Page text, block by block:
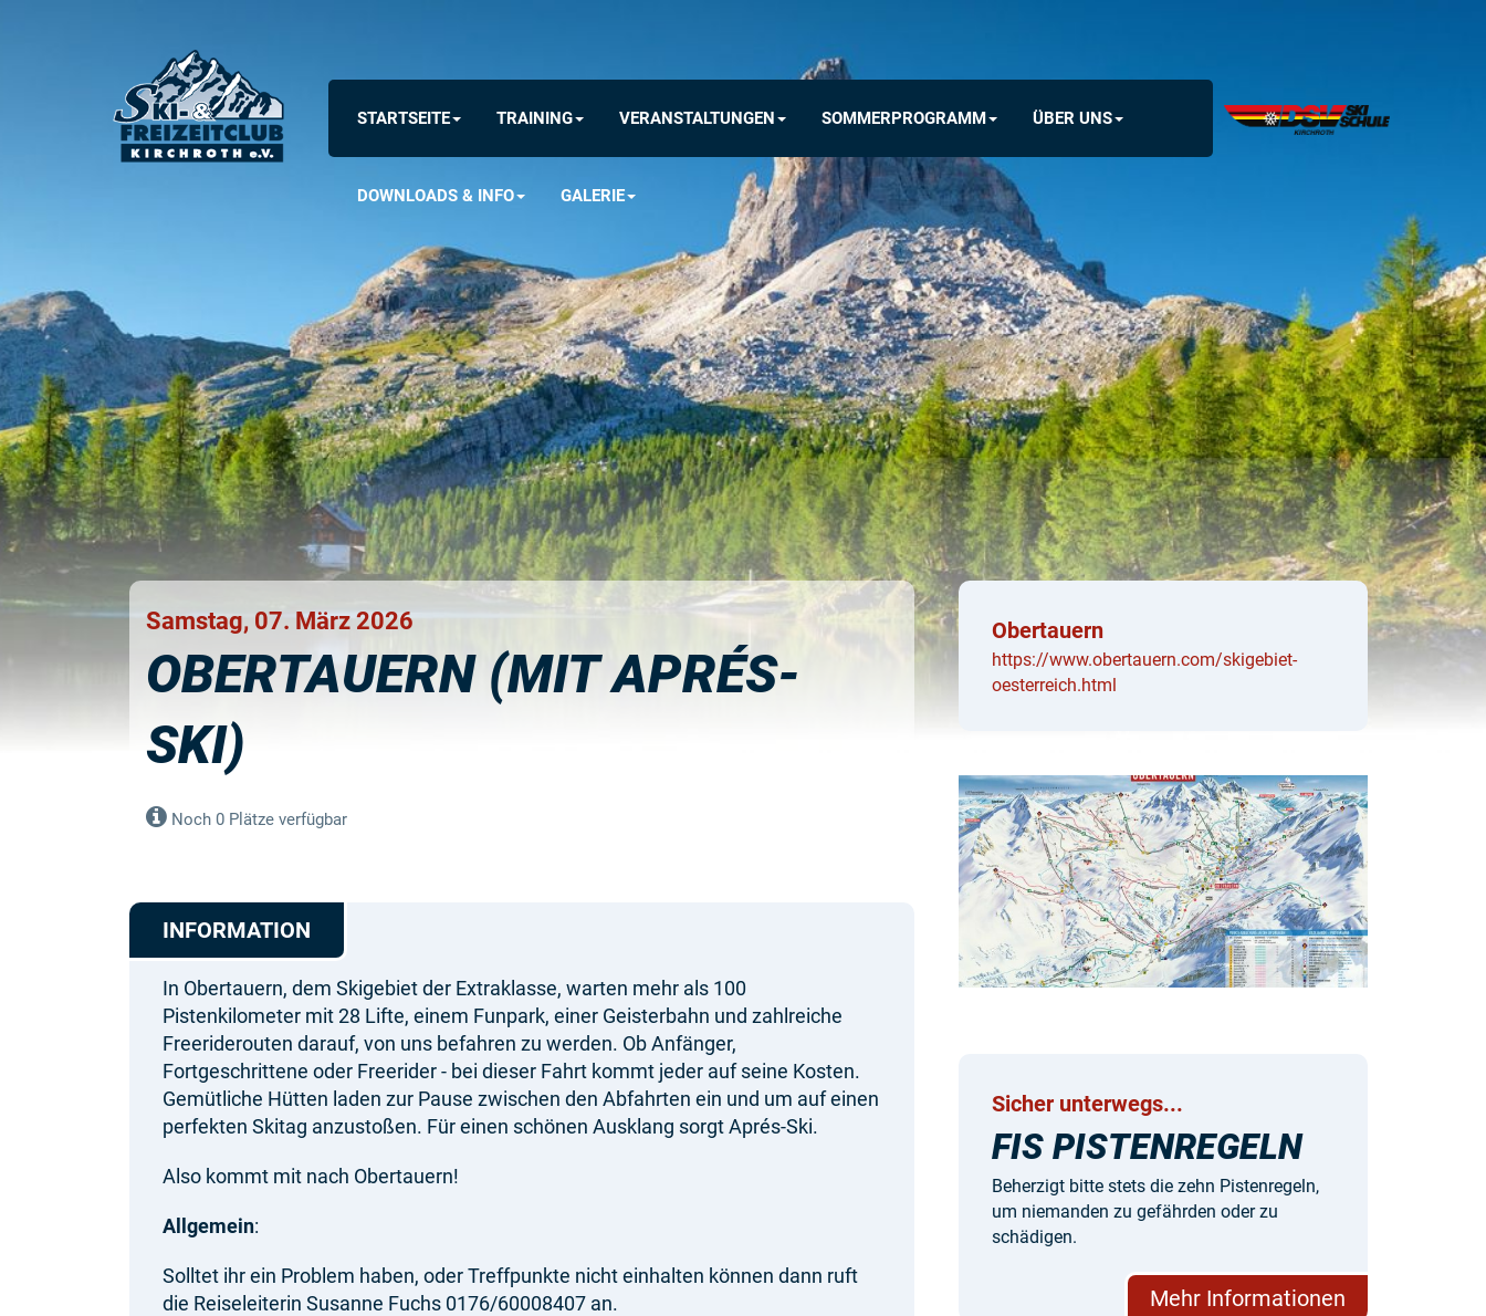
STARTSEITE TRAINING VERANSTALTUNGEN SOMMERPROGRAMM ÜBER UNS
DOWNLOADS & INFO GALERIE
Samstag, 07. März 2026
OBERTAUERN (MIT APRÉS-
SKI)
Noch 0 Plätze verfügbar
INFORMATION
In Obertauern, dem Skigebiet der Extraklasse, warten mehr als 100
Pistenkilometer mit 28 Lifte, einem Funpark, einer Geisterbahn und zahlreiche
Freeriderouten darauf, von uns befahren zu werden. Ob Anfänger,
Fortgeschrittene oder Freerider - bei dieser Fahrt kommt jeder auf seine Kosten.
Gemütliche Hütten laden zur Pause zwischen den Abfahrten ein und um auf einen
perfekten Skitag anzustoßen. Für einen schönen Ausklang sorgt Aprés-Ski.
Also kommt mit nach Obertauern!
Allgemein:
Solltet ihr ein Problem haben, oder Treffpunkte nicht einhalten können dann ruft
die Reiseleiterin Susanne Fuchs 0176/60008407 an.
Obertauern
https://www.obertauern.com/skigebiet-
oesterreich.html
Sicher unterwegs...
FIS PISTENREGELN
Beherzigt bitte stets die zehn Pistenregeln,
um niemanden zu gefährden oder zu
schädigen.
Mehr Informationen